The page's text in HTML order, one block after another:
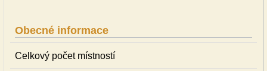
Obecné informace
Celkový počet místností